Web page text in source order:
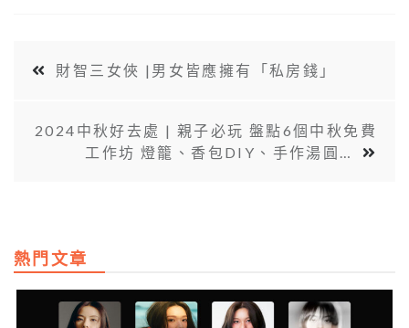
財智三女俠 |男女皆應擁有「私房錢」
2024中秋好去處 | 親子必玩 盤點6個中秋免費
工作坊 燈籠、香包DIY、手作湯圓…
熱門文章